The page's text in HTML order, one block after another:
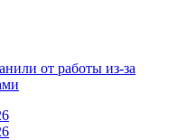
от работы из-за